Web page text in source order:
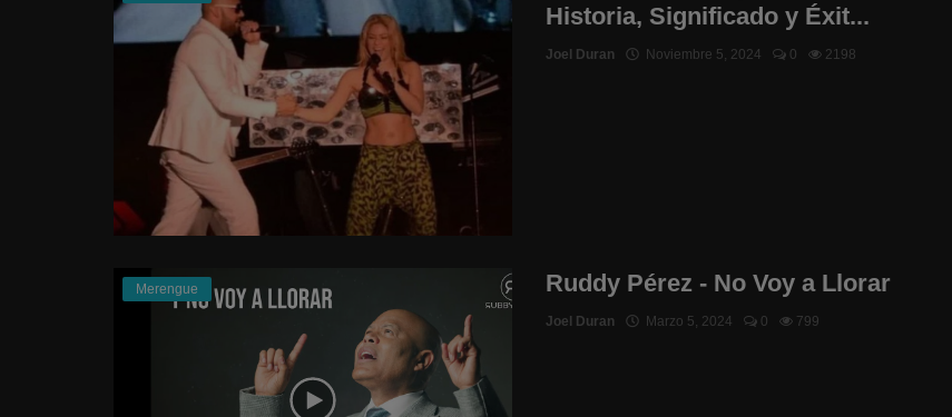
Historia, Significado y Éxit...
Joel Duran Noviembre 5, 2024 0 2198
Merengue Ruddy Pérez - No Voy a Llorar
Joel Duran Marzo 5, 2024 0 799